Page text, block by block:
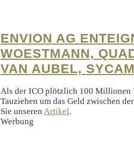
ENVION AG
WOESTMANN,
VAN AUBEL,
Als der ICO plötzlich 100 Millionen
Tauziehen um das Geld zwischen
Sie unseren Artikel.
Werbung